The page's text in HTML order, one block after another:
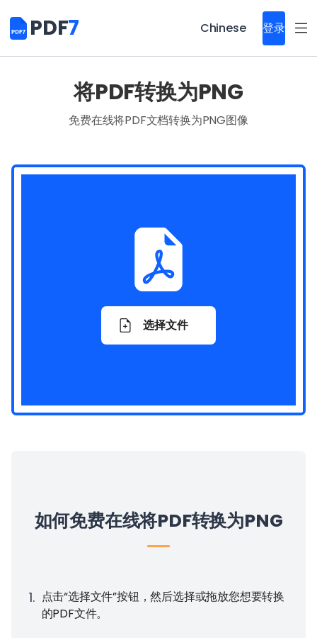
PDF7 Chinese 登录
将PDF转换为PNG
免费在线将PDF文档转换为PNG图像
选择文件
如何免费在线将PDF转换为PNG
1. 点击“选择文件”按钮，然后选择或拖放您想要转换
的PDF文件。